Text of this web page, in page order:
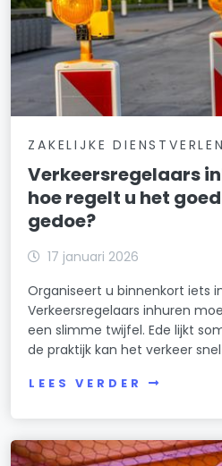
ZAKELIJKE
Verkeersregelaars
hoe regelt u het
gedoe?
17 januari 2026
Organiseert u binnenkort iets
Verkeersregelaars inhuren
een slimme twijfel. Ede lijkt
de praktijk kan het verkeer
LEES VERDER